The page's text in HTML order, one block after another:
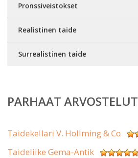
Pronssiveistokset
Realistinen taide
Surrealistinen taide
PARHAAT ARVOSTELUT
Taidekellari V. Hollming & Co
Taideliike Gema-Antik